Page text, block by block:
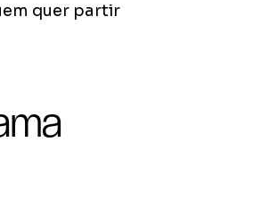
quer partir